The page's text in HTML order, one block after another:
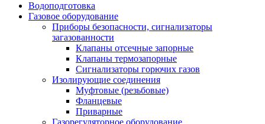
Водоподготовка
Газовое оборудование
Приборы безопасности, сигнализаторы
загазованности
Клапаны отсечные запорные
Клапаны термозапорные
Сигнализаторы горючих газов
Изолирующие соединения
Муфтовые (резьбовые)
Фланцевые
Приварные
Газорегуляторное оборудование